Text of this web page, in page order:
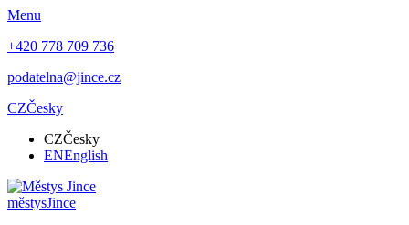
Menu
+420 778 709 736
podatelna@jince.cz
CZČesky
CZČesky
ENEnglish
městysJince